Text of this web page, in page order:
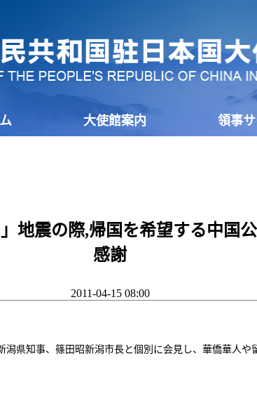
大使館案内 領事
地震の際,帰国を希望する中国
感謝
2011-04-15 08:00
県知事、篠田昭新潟市長と個別に会見し、華僑華人